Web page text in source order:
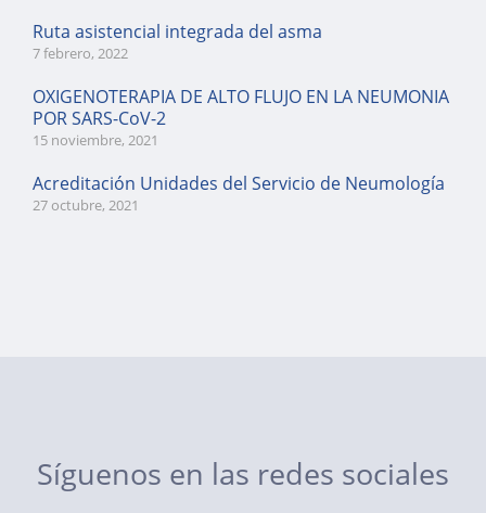
Ruta asistencial integrada del asma
7 febrero, 2022
OXIGENOTERAPIA DE ALTO FLUJO EN LA NEUMONIA
POR SARS-CoV-2
15 noviembre, 2021
Acreditación Unidades del Servicio de Neumología
27 octubre, 2021
Síguenos en las redes sociales